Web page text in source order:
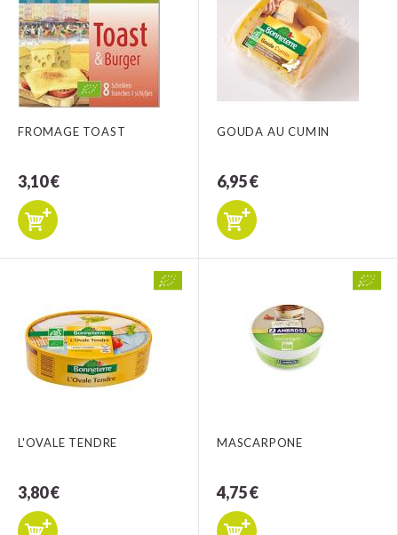
FROMAGE TOAST
3,10 €
GOUDA AU CUMIN
6,95 €
L'OVALE TENDRE
3,80 €
MASCARPONE
4,75 €